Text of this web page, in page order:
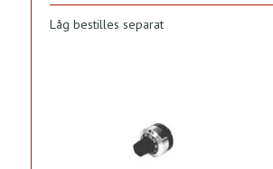
Låg bestilles separat